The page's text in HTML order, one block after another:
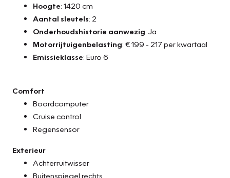
Hoogte: 1420 cm
Aantal sleutels: 2
Onderhoudshistorie aanwezig: Ja
Motorrijtuigenbelasting: € 199 - 217 per kwartaal
Emissieklasse: Euro 6
Comfort
Boordcomputer
Cruise control
Regensensor
Exterieur
Achterruitwisser
Buitenspiegel rechts